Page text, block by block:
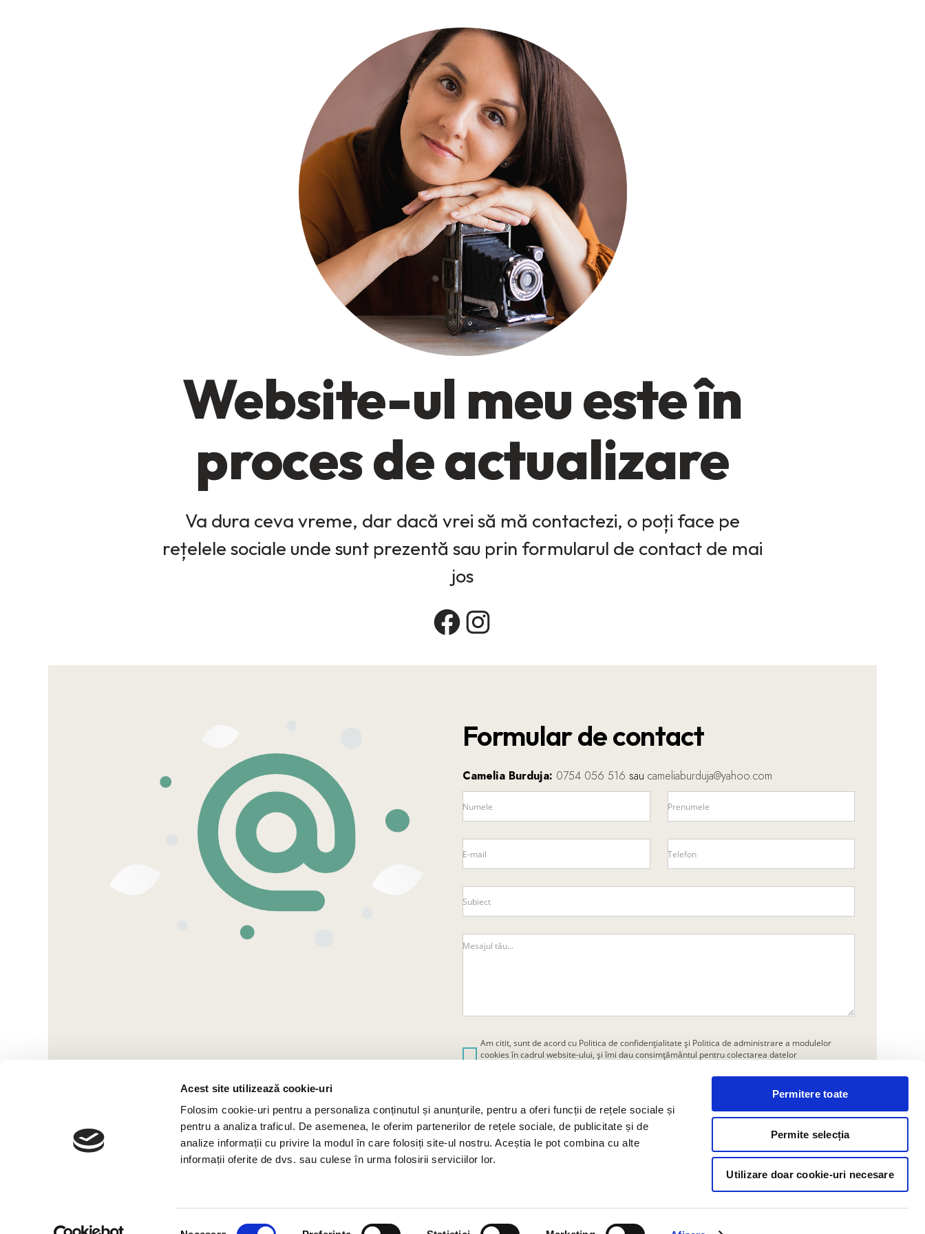
Acest site utilizează cookie-uri
Folosim cookie-uri pentru a personaliza conținutul și anunțurile, pentru a oferi funcții de rețele sociale și
pentru a analiza traficul. De asemenea, le oferim partenerilor de rețele sociale, de publicitate și de
analize informații cu privire la modul în care folosiți site-ul nostru. Aceștia le pot combina cu alte
informații oferite de dvs. sau culese în urma folosirii serviciilor lor.
Permitere toate
Permite selecția
Utilizare doar cookie-uri necesare
Website-ul meu este în
proces de actualizare
Va dura ceva vreme, dar dacă vrei să mă contactezi, o poți face pe
rețelele sociale unde sunt prezentă sau prin formularul de contact de mai
jos
Facebook
Instagram
Formular de contact
Camelia Burduja: 0754 056 516 sau cameliaburduja@yahoo.com
Numele Prenumele
E-mail Telefon
Subiect
Mesajul tău...
Am citit, sunt de acord cu Politica de confidențialitate și Politica de administrare a modulelor
cookiesîn cadrul website-ului, și îmi dau consimțământul pentru colectarea datelor
Trimite